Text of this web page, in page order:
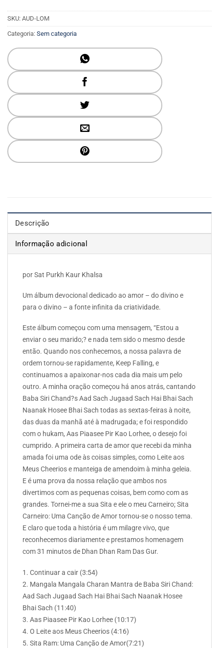
SKU: AUD-LOM
Categoria: Sem categoria
Descrição
Informação adicional
por Sat Purkh Kaur Khalsa
Um álbum devocional dedicado ao amor – do divino e
para o divino – a fonte infinita da criatividade.
Este álbum começou com uma mensagem, “Estou a
enviar o seu marido;? e nada tem sido o mesmo desde
então. Quando nos conhecemos, a nossa palavra de
ordem tornou-se rapidamente, Keep Falling, e
continuamos a apaixonar-nos cada dia mais um pelo
outro. A minha oração começou há anos atrás, cantando
Baba Siri Chand?s Aad Sach Jugaad Sach Hai Bhai Sach
Naanak Hosee Bhai Sach todas as sextas-feiras à noite,
das duas da manhã até à madrugada; e foi respondido
com o hukam, Aas Piaasee Pir Kao Lorhee, o desejo foi
cumprido. A primeira carta de amor que recebi da minha
amada foi uma ode às coisas simples, como Leite aos
Meus Cheerios e manteiga de amendoim à minha geleia.
E é uma prova da nossa relação que ambos nos
divertimos com as pequenas coisas, bem como com as
grandes. Tornei-me a sua Sita e ele o meu Carneiro; Sita
Carneiro: Uma Canção de Amor tornou-se o nosso tema.
E claro que toda a história é um milagre vivo, que
reconhecemos diariamente e prestamos homenagem
com 31 minutos de Dhan Dhan Ram Das Gur.
1. Continuar a cair (3:54)
2. Mangala Mangala Charan Mantra de Baba Siri Chand:
Aad Sach Jugaad Sach Hai Bhai Sach Naanak Hosee
Bhai Sach (11:40)
3. Aas Piaasee Pir Kao Lorhee (10:17)
4. O Leite aos Meus Cheerios (4:16)
5. Sita Ram: Uma Canção de Amor(7:21)